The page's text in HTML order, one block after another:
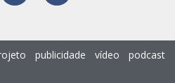
publicidade vídeo podcast